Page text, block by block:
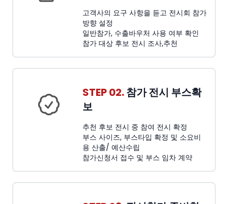
고객사의 요구 사항을 듣고 전시회 참가
방향 설정
일반참가, 수출바우처 사용 여부 확인
참가 대상 후보 전시 조사,추천
STEP 02.참가 전시 부스확
보
추천 후보 전시 중 참여 전시 확정
부스 사이즈, 부스타입 확정 및 소요비
용 산출/ 예산수립
참가신청서 접수 및 부스 임차 계약